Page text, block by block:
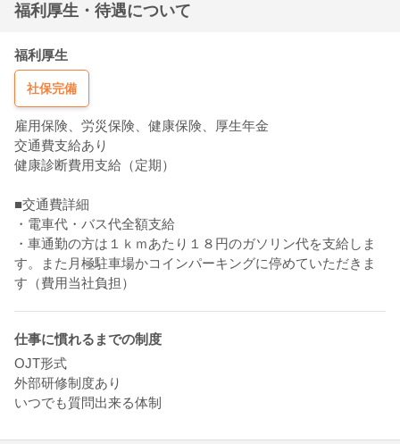
明るいタイプ
穏やかな雰囲気
責任感がある
福利厚生・待遇について
福利厚生
社保完備
雇用保険、労災保険、健康保険、厚生年金
交通費支給あり
健康診断費用支給（定期）
■交通費詳細
・電車代・バス代全額支給
・車通勤の方は１ｋｍあたり１８円のガソリン代を支給しま
す。また月極駐車場かコインパーキングに停めていただきま
す（費用当社負担）
仕事に慣れるまでの制度
OJT形式
外部研修制度あり
いつでも質問出来る体制